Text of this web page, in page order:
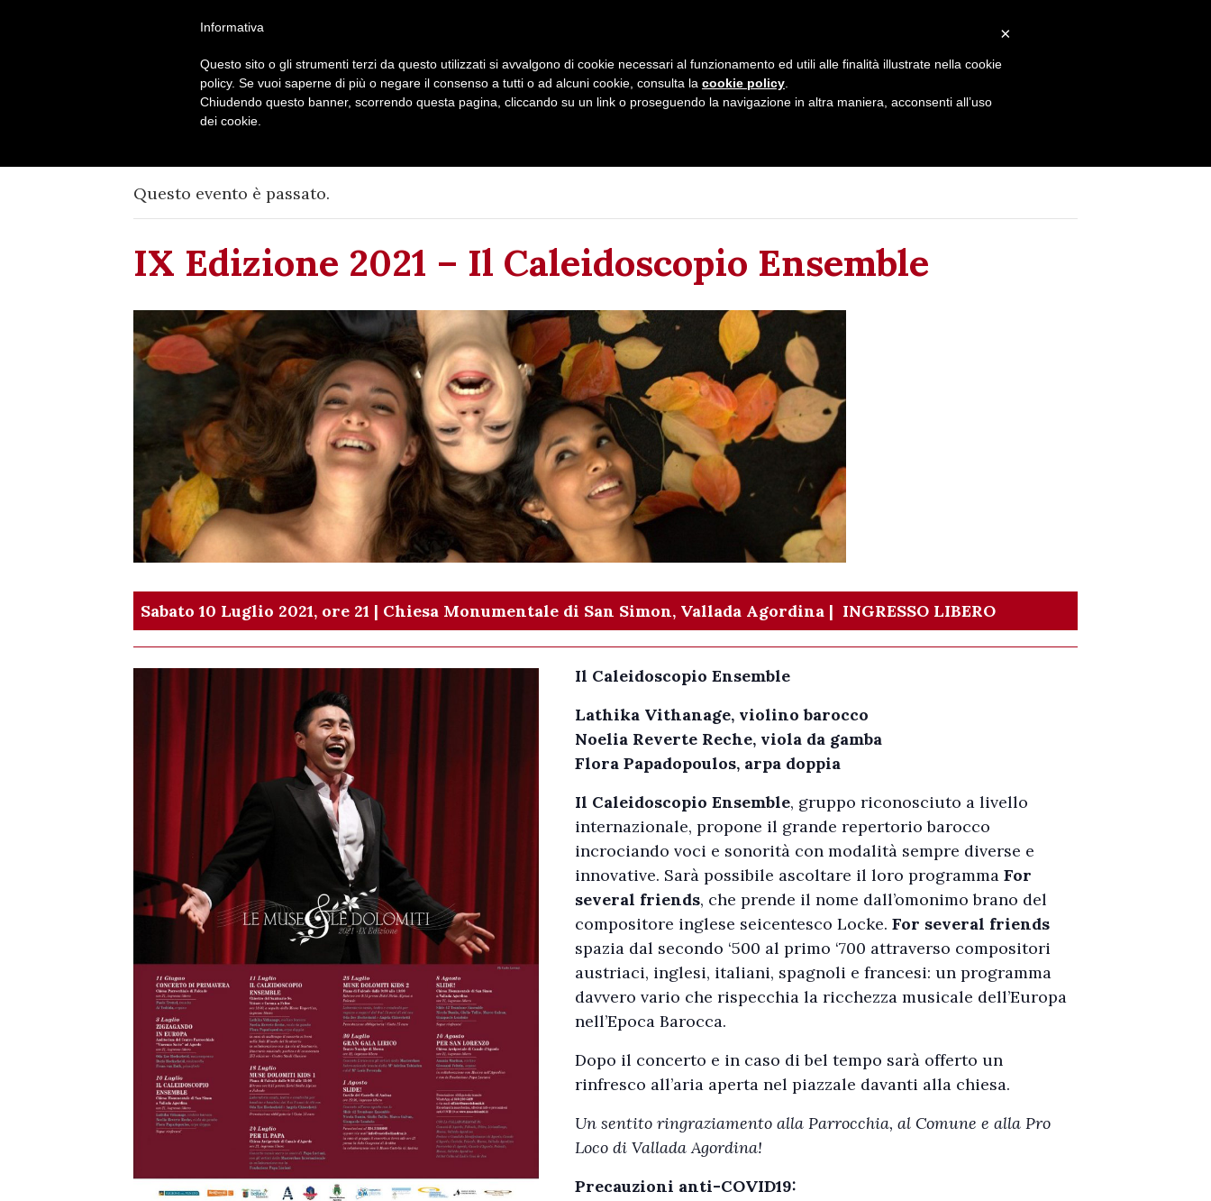
Home Chi Siamo Calendario
Questo evento è passato.
IX Edizione 2021 – Il Caleidoscopio Ensemble
Sabato 10 Luglio 2021, ore 21 | Chiesa Monumentale di San Simon, Vallada Agordina | INGRESSO LIBERO
Il Caleidoscopio Ensemble
Lathika Vithanage, violino barocco
Noelia Reverte Reche, viola da gamba
Flora Papadopoulos, arpa doppia
Il Caleidoscopio Ensemble, gruppo riconosciuto a livello
internazionale, propone il grande repertorio barocco
incrociando voci e sonorità con modalità sempre diverse e
innovative. Sarà possibile ascoltare il loro programma For
several friends, che prende il nome dall’omonimo brano del
compositore inglese seicentesco Locke. For several friends
spazia dal secondo ‘500 al primo ‘700 attraverso compositori
austriaci, inglesi, italiani, spagnoli e francesi: un programma
davvero vario che rispecchia la ricchezza musicale dell’Europa
nell’Epoca Barocca.
Dopo il concerto e in caso di bel tempo sarà offerto un
rinfresco all’aria aperta nel piazzale davanti alla chiesa.
Un sentito ringraziamento alla Parrocchia, al Comune e alla Pro
Loco di Vallada Agordina!
Precauzioni anti-COVID19:
×
Informativa
Questo sito o gli strumenti terzi da questo utilizzati si avvalgono di cookie necessari al funzionamento ed utili alle finalità illustrate nella cookie
policy. Se vuoi saperne di più o negare il consenso a tutti o ad alcuni cookie, consulta la cookie policy
Chiudendo questo banner, scorrendo questa pagina, cliccando su un link o proseguendo la navigazione in altra maniera, acconsenti all’uso
dei cookie.